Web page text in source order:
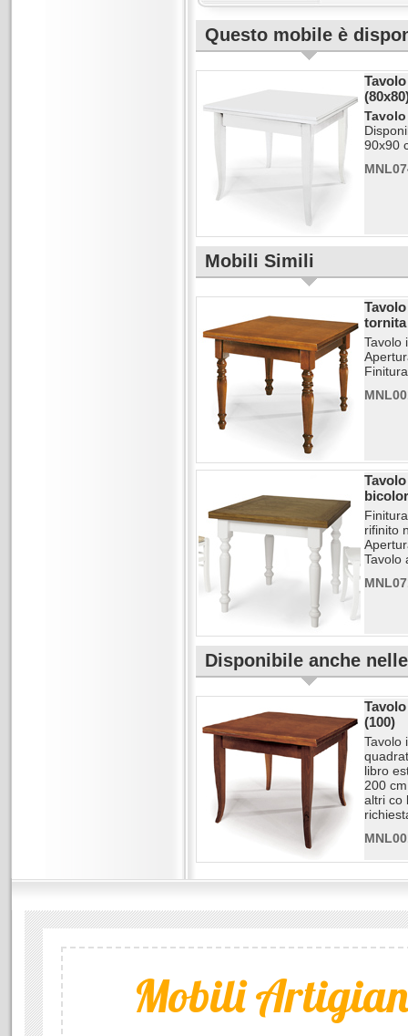
Questo mobile è
90x90
Mobili Simili
tornita
Tavolo
rifinito
Tavolo
Disponibile anche
(100)
Tavolo
libro
200
altri co
Mobili